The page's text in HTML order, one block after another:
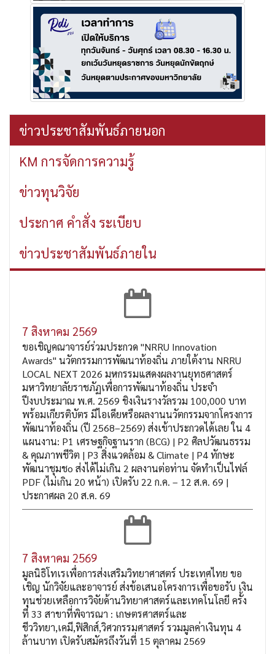
ข่าวประชาสัมพันธ์ภายนอก
KM การจัดการความรู้
ข่าวทุนวิจัย
ประกาศ คำสั่ง ระเบียบ
ข่าวประชาสัมพันธ์ภายใน
7 สิงหาคม 2569
ขอเชิญคณาจารย์ร่วมประกวด "NRRU Innovation
Awards" นวัตกรรมการพัฒนาท้องถิ่น ภายใต้งาน NRRU
LOCAL NEXT 2026 มหกรรมแสดงผลงานยุทธศาสตร์
มหาวิทยาลัยราชภัฏเพื่อการพัฒนาท้องถิ่น ประจำ
ปีงบประมาณ พ.ศ. 2569 ชิงเงินรางวัลรวม 100,000 บาท
พร้อมเกียรติบัตร มีไอเดียหรือผลงานนวัตกรรมจากโครงการ
พัฒนาท้องถิ่น (ปี 2568–2569) ส่งเข้าประกวดได้เลย ใน 4
แผนงาน: P1 เศรษฐกิจฐานราก (BCG) | P2 ศิลปวัฒนธรรม
& คุณภาพชีวิต | P3 สิ่งแวดล้อม & Climate | P4 ทักษะ
พัฒนาชุมชo ส่งได้ไม่เกิน 2 ผลงานต่อท่าน จัดทำเป็นไฟล์
PDF (ไม่เกิน 20 หน้า) เปิดรับ 22 ก.ค. – 12 ส.ค. 69 |
ประกาศผล 20 ส.ค. 69
7 สิงหาคม 2569
มูลนิธิโทเรเพื่อการส่งเสริมวิทยาศาสตร์ ประเทศไทย ขอ
เชิญ นักวิจัยและอาจารย์ ส่งข้อเสนอโครงการเพื่อขอรับ เงิน
ทุนช่วยเหลือการวิจัยด้านวิทยาศาสตร์และเทคโนโลยี ครั้ง
ที่ 33 สาขาที่พิจารณา : เกษตรศาสตร์และ
ชีววิทยา,เคมี,ฟิสิกส์,วิศวกรรมศาสตร์ รวมมูลค่าเงินทุน 4
ล้านบาท เปิดรับสมัครถึงวันที่ 15 ตุลาคม 2569